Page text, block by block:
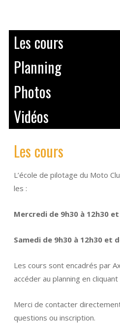
Les cours
Planning
Photos
Vidéos
Les cours
L’école de pilotage du Moto
les :
Mercredi de 9h30 à 12h30
Samedi de 9h30 à 12h30 et
Les cours sont encadrés par
accéder au planning en
Merci de contacter
questions ou inscription.